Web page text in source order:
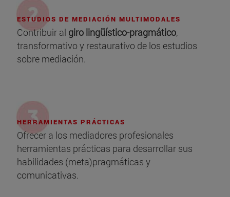
ESTUDIOS DE MEDIACIÓN MULTIMODALES
Contribuir al giro lingüístico-pragmático,
transformativo y restaurativo de los estudios
sobre mediación.
HERRAMIENTAS PRÁCTICAS
Ofrecer a los mediadores profesionales
herramientas prácticas para desarrollar sus
habilidades (meta)pragmáticas y
comunicativas.